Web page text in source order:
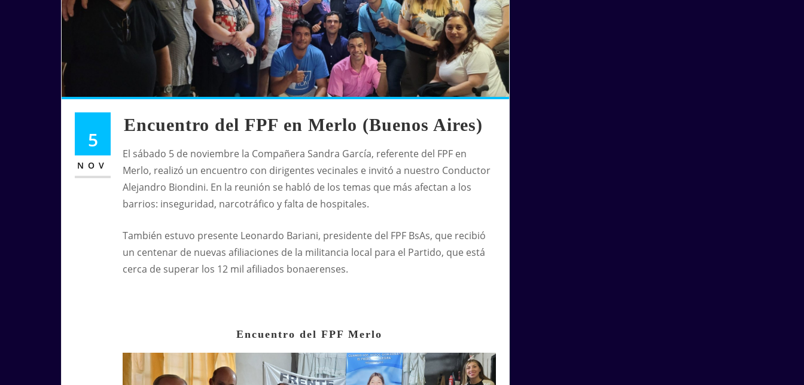
5
NOV
Encuentro del FPF en Merlo (Buenos Aires)
El sábado 5 de noviembre la Compañera Sandra García, referente del FPF en
Merlo, realizó un encuentro con dirigentes vecinales e invitó a nuestro Conductor
Alejandro Biondini. En la reunión se habló de los temas que más afectan a los
barrios: inseguridad, narcotráfico y falta de hospitales.
También estuvo presente Leonardo Bariani, presidente del FPF BsAs, que recibió
un centenar de nuevas afiliaciones de la militancia local para el Partido, que está
cerca de superar los 12 mil afiliados bonaerenses.
Encuentro del FPF Merlo